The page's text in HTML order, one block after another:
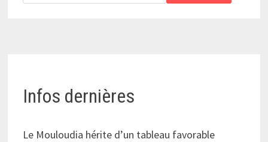
Infos dernières
Le Mouloudia hérite d’un tableau favorable